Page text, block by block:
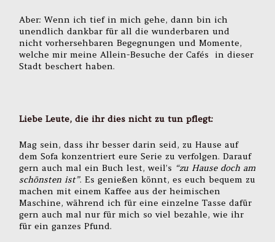
Aber: Wenn ich tief in mich gehe, dann bin ich
unendlich dankbar für all die wunderbaren und
nicht vorhersehbaren Begegnungen und Momente,
welche mir meine Allein-Besuche der Cafés in dieser
Stadt beschert haben.
Liebe Leute, die ihr dies nicht zu tun pflegt:
Mag sein, dass ihr besser darin seid, zu Hause auf
dem Sofa konzentriert eure Serie zu verfolgen. Darauf
gern auch mal ein Buch lest, weil’s “zu Hause doch am
schönsten ist”. Es genießen könnt, es euch bequem zu
machen mit einem Kaffee aus der heimischen
Maschine, während ich für eine einzelne Tasse dafür
gern auch mal nur für mich so viel bezahle, wie ihr
für ein ganzes Pfund.